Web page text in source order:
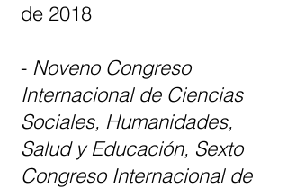
de 2018
- Noveno Congreso
Internacional de Ciencias
Sociales, Humanidades,
Salud y Educación, Sexto
Congreso Internacional de